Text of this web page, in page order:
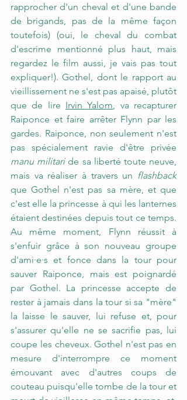
rapprocher d'un cheval et d'une bande
de brigands, pas de la même façon
toutefois) (oui, le cheval du combat
d'escrime mentionné plus haut, mais
regardez le film aussi, je vais pas tout
expliquer!). Gothel, dont le rapport au
vieillissement ne s'est pas apaisé, plutôt
que de lire Irvin Yalom , va recapturer
Raiponce et faire arrêter Flynn par les
gardes. Raiponce, non seulement n'est
manu militari de sa liberté toute neuve,
mais va réaliser à travers un flashback
que Gothel n'est pas sa mère, et que
c'est elle la princesse à qui les lanternes
étaient destinées depuis tout ce temps.
Au même moment, Flynn réussit à
s'enfuir grâce à son nouveau groupe
d'ami·e·s et fonce dans la tour pour
sauver Raiponce, mais est poignardé
par Gothel. La princesse accepte de
rester à jamais dans la tour si sa "mère"
la laisse le sauver, lui refuse et, pour
s'assurer qu'elle ne se sacrifie pas, lui
coupe les cheveux. Gothel n'est pas en
mesure d'interrompre ce moment
émouvant avec d'autres coups de
couteau puisqu'elle tombe de la tour et